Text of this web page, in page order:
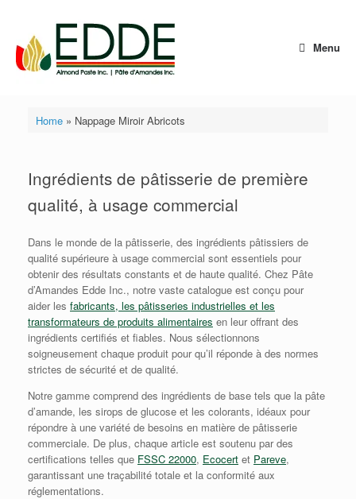
content
Menu
Home» Nappage Miroir Abricots
Ingrédients de pâtisserie de première
qualité, à usage commercial
Dans le monde de la pâtisserie, des ingrédients pâtissiers de
qualité supérieure à usage commercial sont essentiels pour
obtenir des résultats constants et de haute qualité. Chez Pâte
d’Amandes Edde Inc., notre vaste catalogue est conçu pour
aider les fabricants, les pâtisseries industrielles et les
transformateurs de produits alimentaires en leur offrant des
ingrédients certifiés et fiables. Nous sélectionnons
soigneusement chaque produit pour qu’il réponde à des normes
strictes de sécurité et de qualité.
Notre gamme comprend des ingrédients de base tels que la pâte
d’amande, les sirops de glucose et les colorants, idéaux pour
répondre à une variété de besoins en matière de pâtisserie
commerciale. De plus, chaque article est soutenu par des
certifications telles que FSSC 22000, Ecocert et Pareve,
garantissant une traçabilité totale et la conformité aux
réglementations.